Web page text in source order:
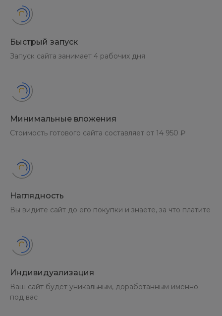
Быстрый запуск
Запуск сайта занимает 4 рабочих дня
Минимальные вложения
Стоимость готового сайта составляет от 14 950 ₽
Наглядность
Вы видите сайт до его покупки и знаете, за что платите
Индивидуализация
Ваш сайт будет уникальным, доработанным именно
под вас